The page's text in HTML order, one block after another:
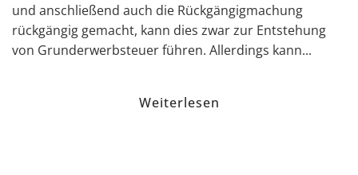
und anschließend auch die Rückgängigmachung
rückgängig gemacht, kann dies zwar zur Entstehung
von Grunderwerbsteuer führen. Allerdings kann...
Weiterlesen